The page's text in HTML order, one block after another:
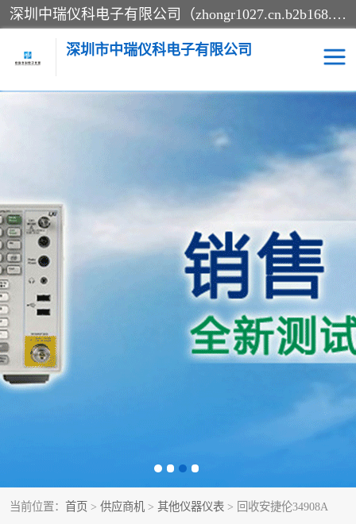
深圳中瑞仪科电子有限公司（zhongr1027.cn.b2b168.com）主要从事回收二手仪器，工厂仪器，回收示波器，KeysightE4980A，FLUKE754，MT8852B，IFR3920，Agilent N4010A，MT8852B等业务，全国统一热线：13570873835。深圳中瑞仪科电子有限公司整批或单出，专业评估高价回收工厂闲置仪器。
深圳市中瑞仪科电子有限公司
当前位置： 首页 > 供应商机 > 其他仪器仪表 > 回收安捷伦34908A
测试仪
信号发生器
电阻-功率计 频谱分析仪
万用表 综合测试仪
蓝牙测试仪 网络分析仪
过程校验仪 电桥测试仪
泰克示波器
函数信号发生器
校准仪 阻抗分析仪